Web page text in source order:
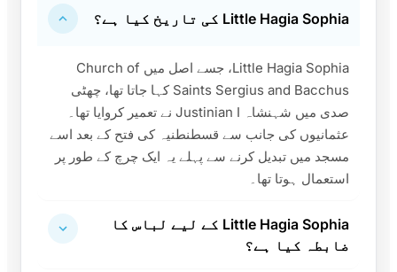
Little Hagia Sophia کی تاریخ کیا ہے؟
Little Hagia Sophia، جسے اصل میں Church of
Saints Sergius and Bacchus کہا جاتا تھا، چھٹی
صدی میں شہنشاہ Justinian I نے تعمیر کروایا تھا۔
عثمانیوں کی جانب سے قسطنطنیہ کی فتح کے بعد اسے
مسجد میں تبدیل کرنے سے پہلے یہ ایک چرچ کے طور پر
استعمال ہوتا تھا۔
Little Hagia Sophia کے لیے لباس کا
ضابطہ کیا ہے؟